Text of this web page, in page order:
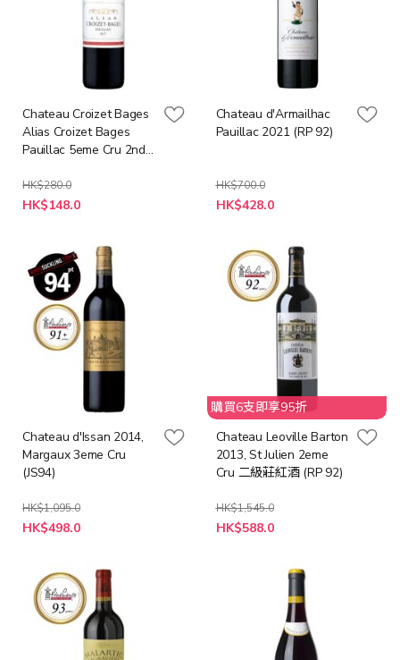
Chateau Croizet Bages
Alias Croizet Bages
Pauillac 5eme Cru 2nd
HK$280.0
特
殊
HK$148.0
Chateau d'Armailhac
Pauillac 2021 (RP 92)
HK$700.0
特
殊
HK$428.0
Chateau d'Issan 2014,
Margaux 3eme Cru
(JS94)
HK$1,095.0
特
殊
HK$498.0
購買6支即享95折
Chateau Leoville Barton
2013, St Julien 2eme
Cru 二級莊紅酒 (RP 92)
HK$1,545.0
特
殊
HK$588.0